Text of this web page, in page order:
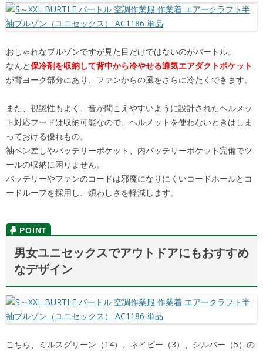
おしゃれなブルゾンですが見た目だけではないのがバートル。
なんと保冷剤を収納して背中から冷やせる通気エアダクトポケット
が背ヨーク部分にあり、ファンからの風をさらに冷たくできます。
また、視認性もよく、音が聞こえやすいように設計されたヘルメッ
ト対応フードは収納可能なので、ヘルメットを使わないときはしま
っておける優れもの。
袖ペン差しやバッテリーポケット、内バッテリーポケット完備でツ
ールの収納に困りません。
バッテリーやファンのコードは邪魔になりにくいコードホールとコ
ードループを採用し、煩わしさを軽減します。
男女ユニセックスでアウトドアにもおすすめ
なデザイン
こちら、ミルスグリーン（14）、ネイビー（3）、シルバー（5）の